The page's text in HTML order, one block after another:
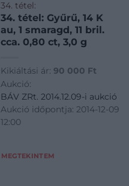
34. tétel:
34. tétel: Gyűrű, 14 K
au, 1 smaragd, 11 bril.
cca. 0,80 ct, 3,0 g
Kikiáltási ár: 90 000 Ft
Aukció:
BÁV ZRt. 2014.12.09-i aukció
Aukció időpontja: 2014-12-09
12:00
MEGTEKINTEM